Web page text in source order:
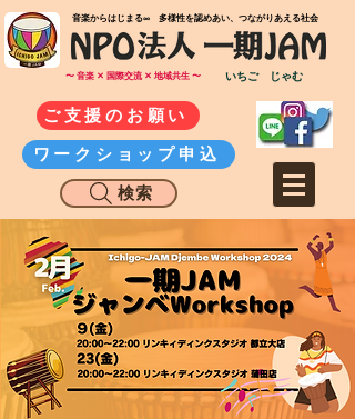
​音楽からはじまる∞ 多様性を認めあい、つながりあえる社会
〜 音楽 ✕ 国際交流 ✕ 地域共生 〜 いちご じゃむ
ご支援のお願い
ワークショップ申込
検索